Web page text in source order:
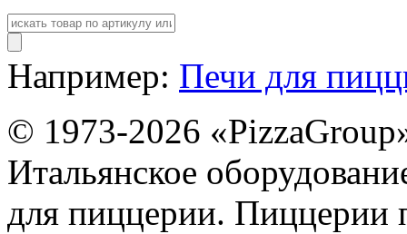
Например: Печи для
© 1973-2026
Итальянское
для пиццерии. Пиццерии